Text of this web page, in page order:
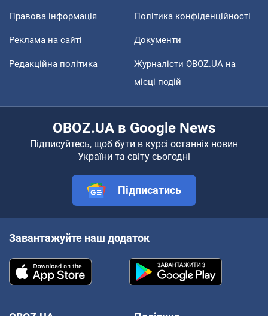
Правова інформація Політика конфіденційності
Реклама на сайті Документи
Редакційна політика
Журналісти OBOZ.UA на
місці подій
OBOZ.UA в Google News
Підписуйтесь, щоб бути в курсі останніх новин
України та світу сьогодні
Підписатись
Завантажуйте наш додаток